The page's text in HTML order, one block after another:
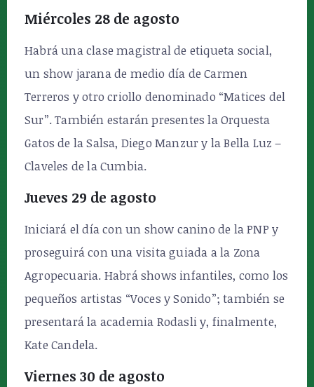
Miércoles 28 de agosto
Habrá una clase magistral de etiqueta social,
un show jarana de medio día de Carmen
Terreros y otro criollo denominado “Matices del
Sur”. También estarán presentes la Orquesta
Gatos de la Salsa, Diego Manzur y la Bella Luz –
Claveles de la Cumbia.
Jueves 29 de agosto
Iniciará el día con un show canino de la PNP y
proseguirá con una visita guiada a la Zona
Agropecuaria. Habrá shows infantiles, como los
pequeños artistas “Voces y Sonido”; también se
presentará la academia Rodasli y, finalmente,
Kate Candela.
Viernes 30 de agosto